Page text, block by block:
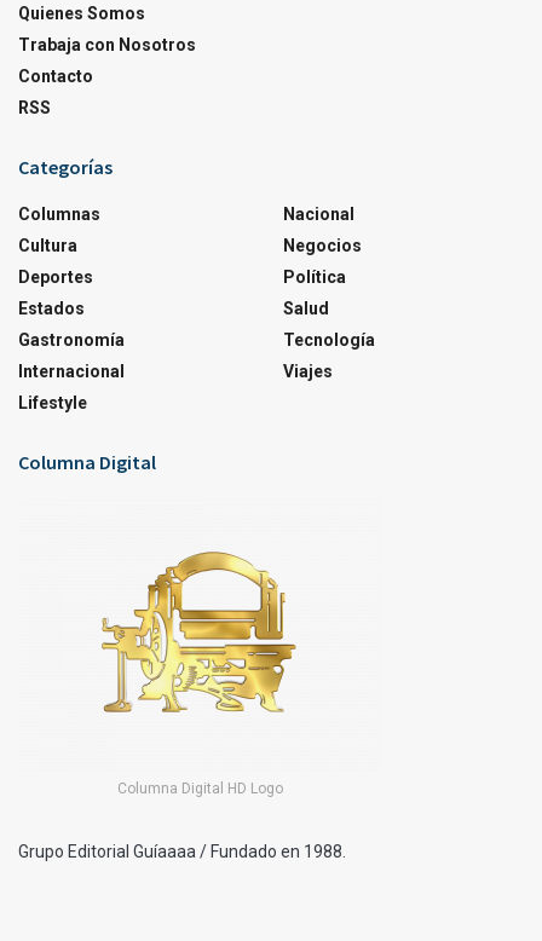
Quienes Somos
Trabaja con Nosotros
Contacto
RSS
Categorías
Columnas
Cultura
Deportes
Estados
Gastronomía
Internacional
Lifestyle
Nacional
Negocios
Política
Salud
Tecnología
Viajes
Columna Digital
Columna Digital HD Logo
Grupo Editorial Guíaaaa / Fundado en 1988.